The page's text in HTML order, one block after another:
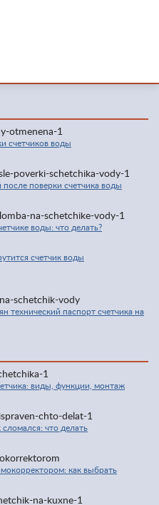
счетчиков воды
после поверки счетчика воды
воды: что делать?
счетчик воды
технический паспорт счетчика на
виды, функции, монтаж
сломался: что делать
как выбрать